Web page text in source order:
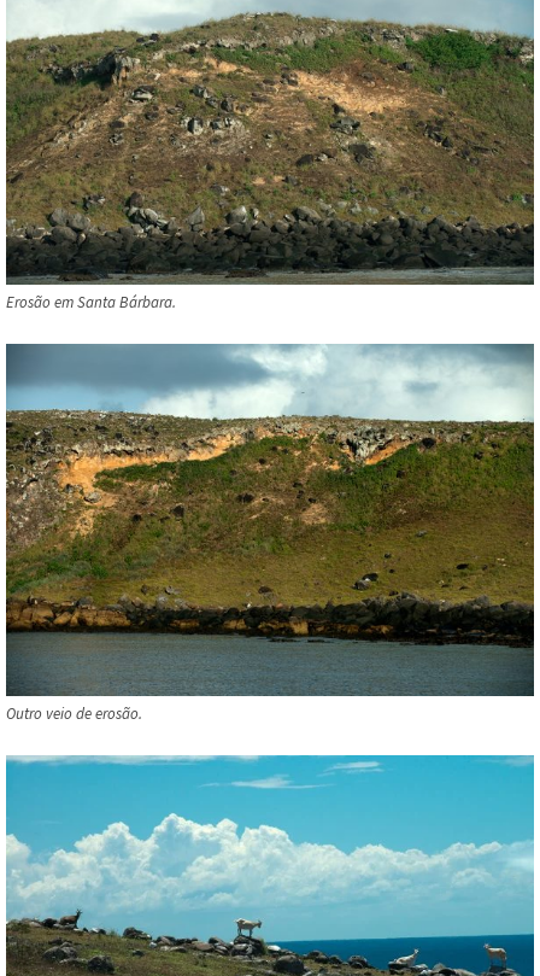
Erosão em Santa Bárbara.
Outro veio de erosão.